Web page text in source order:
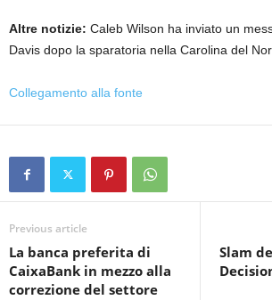
Altre notizie: Caleb Wilson ha inviato un
Davis dopo la sparatoria nella Carolina del
Collegamento alla fonte
Previous article
La banca preferita di
CaixaBank in mezzo alla
correzione del settore
Slam